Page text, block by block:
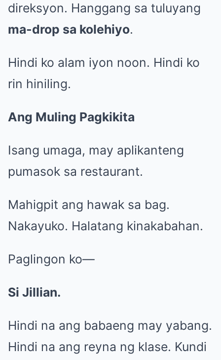
direksyon. Hanggang sa tuluyang
ma-drop sa kolehiyo.
Hindi ko alam iyon noon. Hindi ko
rin hiniling.
Ang Muling Pagkikita
Isang umaga, may aplikanteng
pumasok sa restaurant.
Mahigpit ang hawak sa bag.
Nakayuko. Halatang kinakabahan.
Paglingon ko—
Si Jillian.
Hindi na ang babaeng may yabang.
Hindi na ang reyna ng klase. Kundi